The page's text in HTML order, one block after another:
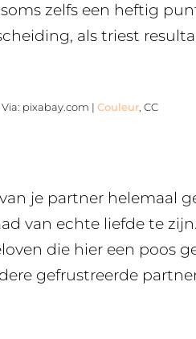
zelfs een heftig
als triest
Via: pixabay.com | Couleur, CC
je partner helemaal
van echte liefde te
die hier een poos
gefrustreerde